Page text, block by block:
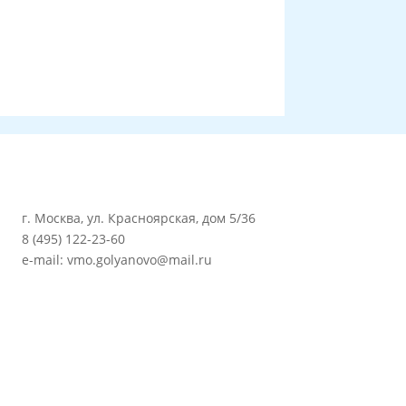
г. Москва, ул. Красноярская, дом 5/36
8 (495) 122-23-60
e-mail: vmo.golyanovo@mail.ru